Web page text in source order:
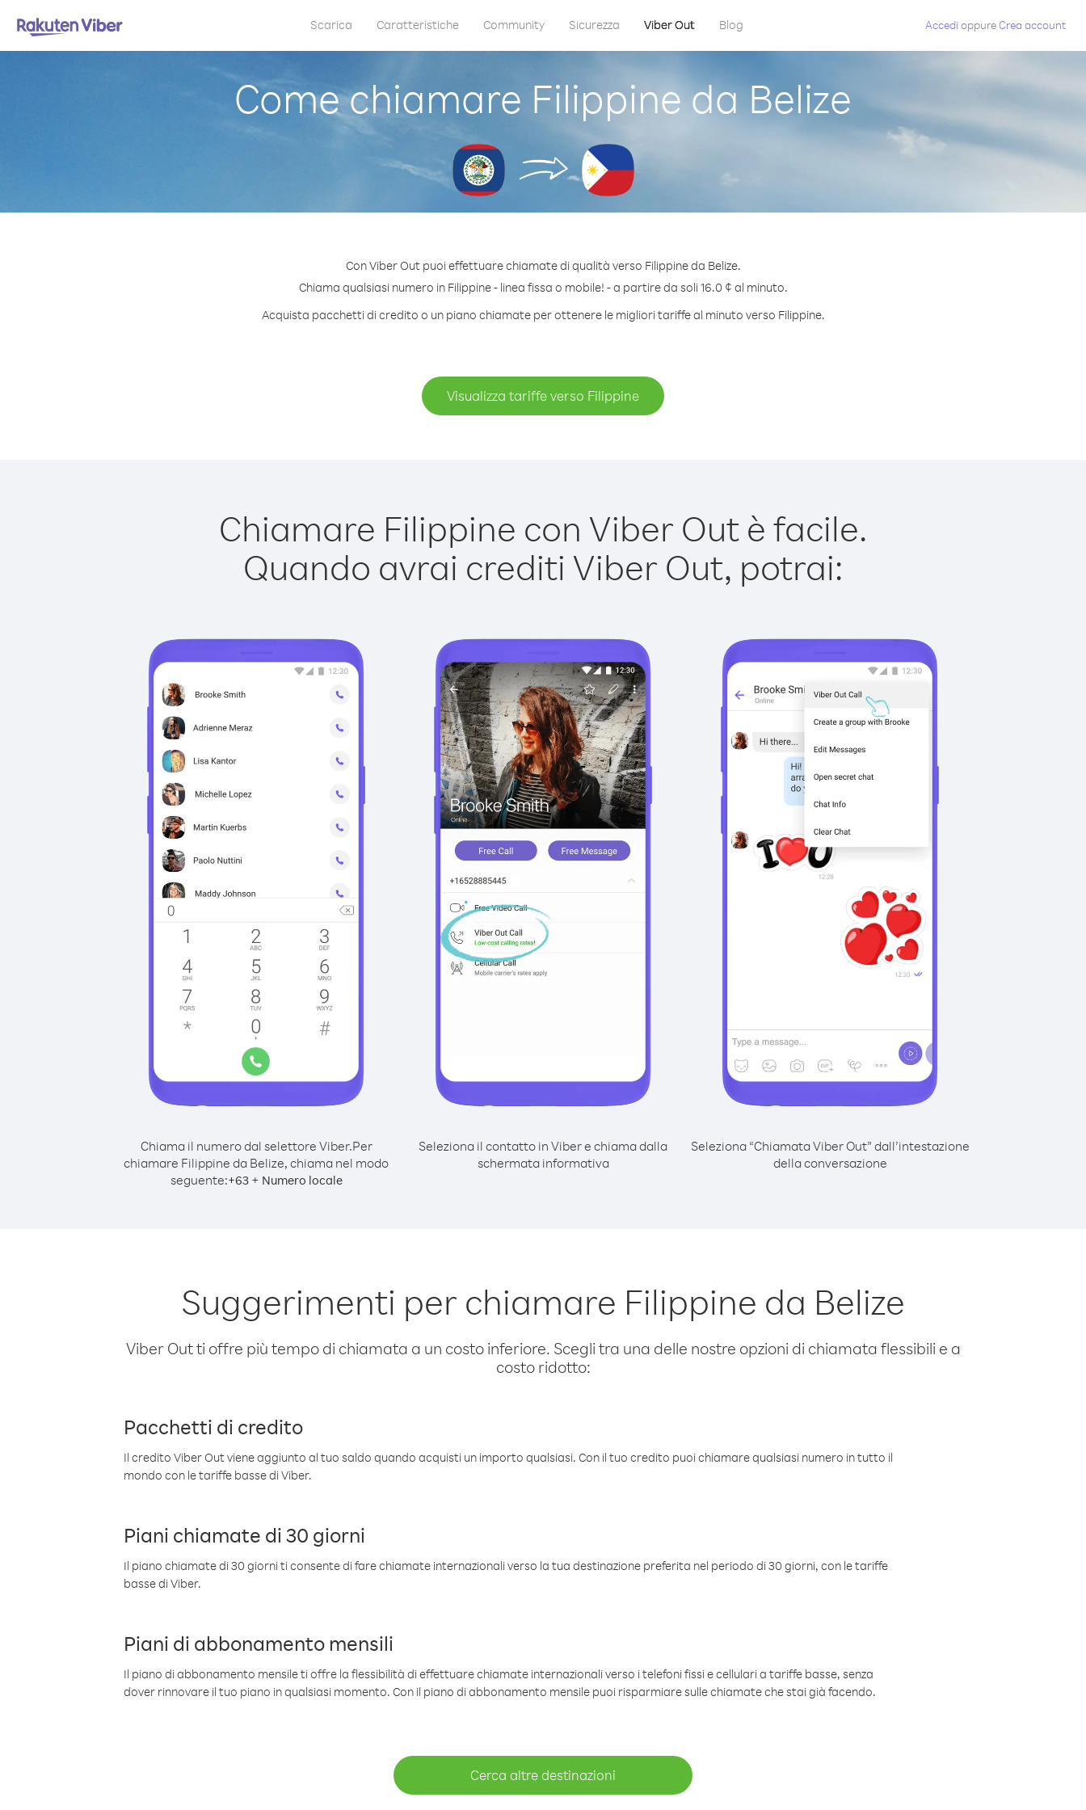
Scarica Caratteristiche Community Sicurezza Viber Out Blog Accedi oppureCrea account
Come chiamare Filippine da Belize
Con Viber Out puoi effettuare chiamate di qualità verso Filippine da Belize.
Chiama qualsiasi numero in Filippine - linea fissa o mobile! - a partire da soli 16.0 ¢ al minuto.
Acquista pacchetti di credito o un piano chiamate per ottenere le migliori tariffe al minuto verso Filippine.
Visualizza tariffe verso Filippine
Chiamare Filippine con Viber Out è facile.
Quando avrai crediti Viber Out, potrai:
Chiama il numero dal selettore Viber.Per
chiamare Filippine da Belize, chiama nel modo
seguente:+63+ Numero locale
Seleziona il contatto in Viber e chiama dalla
schermata informativa
Seleziona “Chiamata Viber Out” dall’intestazione
della conversazione
Suggerimenti per chiamare Filippine da Belize
Viber Out ti offre più tempo di chiamata a un costo inferiore. Scegli tra una delle nostre opzioni di chiamata flessibili e a
costo ridotto:
Pacchetti di credito
Il credito Viber Out viene aggiunto al tuo saldo quando acquisti un importo qualsiasi. Con il tuo credito puoi chiamare qualsiasi numero in tutto il
mondo con le tariffe basse di Viber.
Piani chiamate di 30 giorni
Il piano chiamate di 30 giorni ti consente di fare chiamate internazionali verso la tua destinazione preferita nel periodo di 30 giorni, con le tariffe
basse di Viber.
Piani di abbonamento mensili
Il piano di abbonamento mensile ti offre la flessibilità di effettuare chiamate internazionali verso i telefoni fissi e cellulari a tariffe basse, senza
dover rinnovare il tuo piano in qualsiasi momento. Con il piano di abbonamento mensile puoi risparmiare sulle chiamate che stai già facendo.
Cerca altre destinazioni